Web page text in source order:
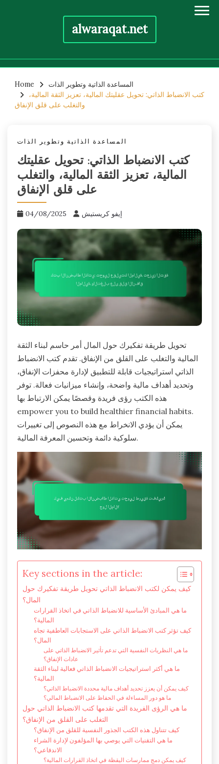
alwaraqat.net
content
Home
المساعدة الذاتية وتطوير الذات
كتب الانضباط الذاتي: تحويل عقليتك المالية، تعزيز الثقة المالية،
والتغلب على قلق الإنفاق
المساعدة الذاتية وتطوير الذات
كتب الانضباط الذاتي: تحويل عقليتك
المالية، تعزيز الثقة المالية، والتغلب
على قلق الإنفاق
04/08/2025 إيفو كريستيش
تحويل طريقة تفكيرك حول المال أمر حاسم لبناء الثقة
المالية والتغلب على القلق من الإنفاق. تقدم كتب الانضباط
الذاتي استراتيجيات قابلة للتطبيق لإدارة محفزات الإنفاق،
وتحديد أهداف مالية واضحة، وإنشاء ميزانيات فعالة. توفر
هذه الكتب رؤى فريدة وقصصًا يمكن الارتباط بها
empower you to build healthier financial habits.
يمكن أن يؤدي الانخراط مع هذه النصوص إلى تغييرات
سلوكية دائمة وتحسين المعرفة المالية.
Key sections in the article:
كيف يمكن لكتب الانضباط الذاتي تحويل طريقة تفكيرك حول
المال؟
ما هي المبادئ الأساسية للانضباط الذاتي في اتخاذ القرارات
المالية؟
كيف تؤثر كتب الانضباط الذاتي على الاستجابات العاطفية تجاه
المال؟
ما هي النظريات النفسية التي تدعم تأثير الانضباط الذاتي على
عادات الإنفاق؟
ما هي أكثر استراتيجيات الانضباط الذاتي فعالية لبناء الثقة
المالية؟
كيف يمكن أن يعزز تحديد أهداف مالية محددة الانضباط الذاتي؟
ما هو دور المساءلة في الحفاظ على الانضباط المالي؟
ما هي الرؤى الفريدة التي تقدمها كتب الانضباط الذاتي حول
التغلب على القلق من الإنفاق؟
كيف تتناول هذه الكتب الجذور النفسية للقلق من الإنفاق؟
ما هي التقنيات التي يوصي بها المؤلفون لإدارة الشراء
الاندفاعي؟
كيف يمكن دمج ممارسات اليقظة في اتخاذ القرارات المالية؟